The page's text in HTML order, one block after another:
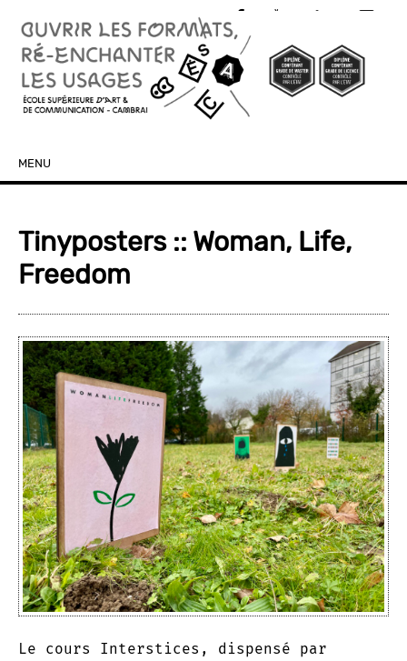
MENU
Tinyposters :: Woman, Life,
Freedom
Le cours Interstices, dispensé par